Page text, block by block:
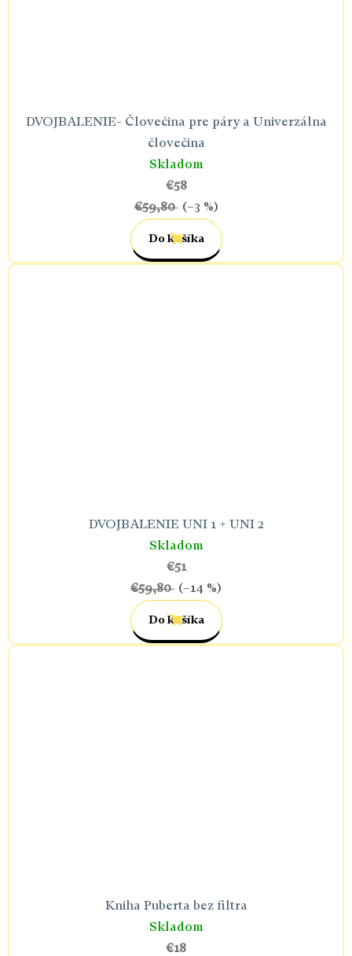
DVOJBALENIE- Človečina pre páry a Univerzálna
človečina
Skladom
€58
€59,80
(–3 %)
Do košíka
DVOJBALENIE UNI 1 + UNI 2
Skladom
€51
€59,80
(–14 %)
Do košíka
Kniha Puberta bez filtra
Skladom
€18